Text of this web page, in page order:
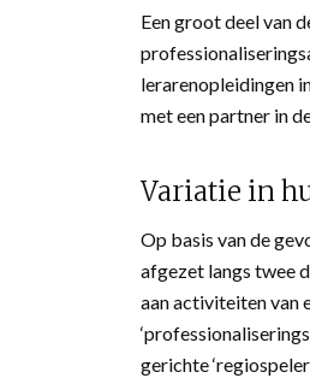
Een groot deel van
lerarenopleidingen
met een partner in
Variatie in
Op basis van de
afgezet langs twee
aan activiteiten van
gerichte